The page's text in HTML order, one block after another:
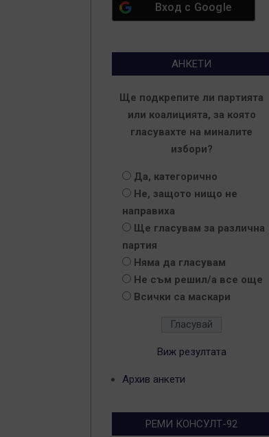
Вход с Google
АНКЕТИ
Ще подкрепите ли партията
или коалицията, за която
гласувахте на миналите
избори?
Да, категорично
Не, защото нищо не
направиха
Ще гласувам за различна
партия
Няма да гласувам
Не съм решил/а все още
Всички са маскари
Виж резултата
Архив анкети
РЕМИ КОНСУЛТ-92